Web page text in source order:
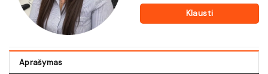
Klausti
Aprašymas